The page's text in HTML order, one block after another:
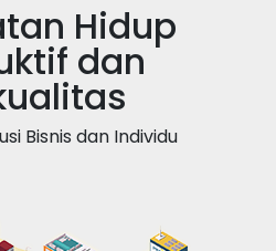
Hidup
dan
Bisnis dan Individu